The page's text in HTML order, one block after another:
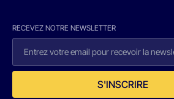
RECEVEZ NOTRE NEWSLETTER
S'INSCRIRE